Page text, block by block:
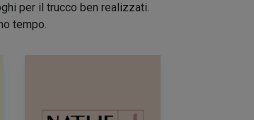
per il trucco ben realizzati.
tempo.